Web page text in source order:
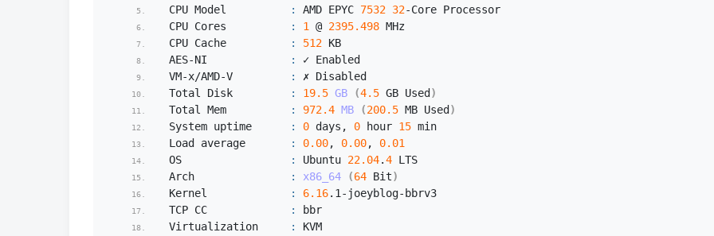
CPU Model
: AMD EPYC 7532 32-Core Processor
CPU Cores
: 1 @ 2395.498 MHz
CPU Cache
: 512 KB
AES-NI
:
✓ Enabled
VM-x/AMD-V
:
✗ Disabled
Total Disk
: 19.5 GB (4.5 GB Used )
Total Mem
: 972.4 MB (200.5 MB Used )
System uptime
: 0 days, 0 hour 15 min
Load average
: 0.00, 0.00, 0.01
OS
: Ubuntu 22.04.4 LTS
Arch
: x86_64 (64 Bit)
Kernel
: 6.16. 1 -joeyblog-bbrv3
TCP CC
:
bbr
Virtualization
:
KVM